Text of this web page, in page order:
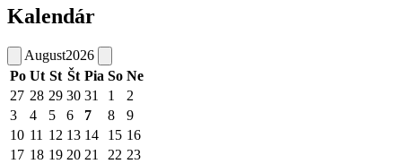
Kalendár
August2026
Po Ut St Št Pia So Ne
27 28 29 30 31 1
2
3
4 5 6 7 8
9
10 11 12 13 14 15 16
17 18 19 20 21 22 23